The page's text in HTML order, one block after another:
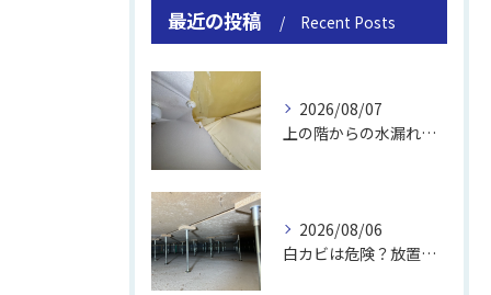
最近の投稿 Recent Posts
2026/08/07
上の階からの水漏れでカビ｜対処法と業者
2026/08/06
白カビは危険？放置のリスクと取り方